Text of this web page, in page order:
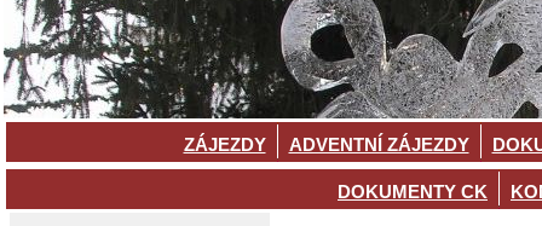
ZÁJEZDY ADVENTNÍ ZÁJEZDY
DOKUMENTY CK